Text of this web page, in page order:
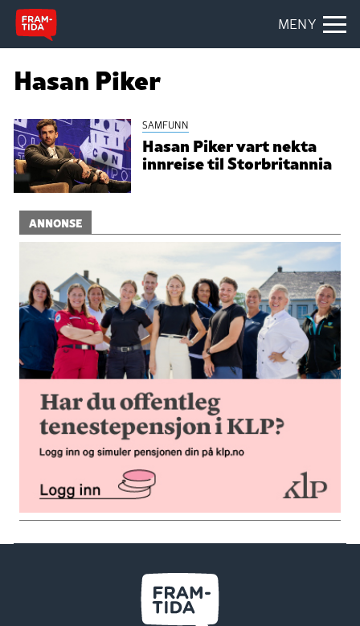
MENY
Hasan Piker
SAMFUNN
Hasan Piker vart nekta
innreise til Storbritannia
ANNONSE